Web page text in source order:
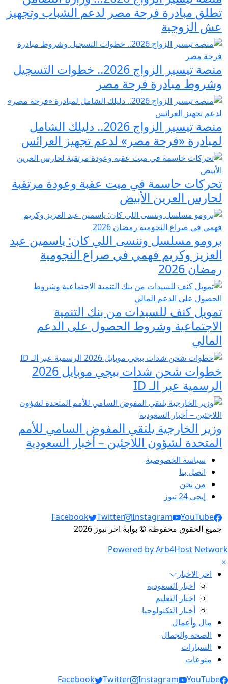
تطلق مبادرة فرحة مصر لدعم الشباب وتجهيز
عش الزوجية
منصة تيسير الزواج 2026.. خطوات التسجيل
وشروط مبادرة فرحة مصر
منصة تيسير الزواج 2026.. دليلك الشامل
لمبادرة «فرحة مصر» لدعم تجهيز العرائس
تحركات حاسمة في ميت عقبة وعودة مرتقبة
لحارس العرين الأبيض
برومو مسلسل وننسى اللي كان: ياسمين عبد
العزيز وكريم فهمي في صراع النجومية
رمضان 2026
تمويل كنف للسيدات من بنك التنمية
الاجتماعية وشروط الحصول على الدعم
المالي
خطوات شحن شدات ببجي موبايل 2026
الرسمية عبر الـ ID
وزير الخارجية يلتقي المفوض السامي للأمم
المتحدة لشؤون اللاجئين – أخبار السعودية
سياسة الخصوصية
اتصل بنا
من نحن
إيجي 24 نيوز
Social Links
Facebook Twitter Instagram
YouTube
جميع الحقوق محفوظة © بوابة اخر نيوز 2026
Powered by Arb4Host Network
اخر الاخبار
أخبار السعودية
اخبار التعليم
أخبار التكنولوجيا
مال وأعمال
الصحه والجمال
السيارات
منوعات
Social Links
Facebook Twitter Instagram YouTube